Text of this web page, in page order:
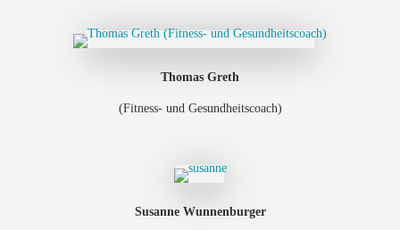
Thomas Greth
(Fitness- und Gesundheitscoach)
Susanne Wunnenburger